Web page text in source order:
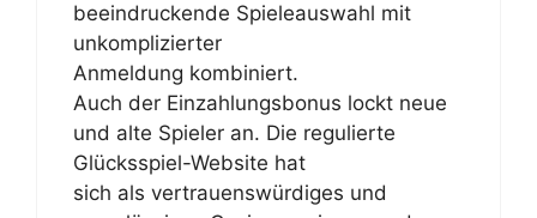
beeindruckende Spieleauswahl mit
unkomplizierter
Anmeldung kombiniert.
Auch der Einzahlungsbonus lockt neue
und alte Spieler an. Die regulierte
Glücksspiel-Website hat
sich als vertrauenswürdiges und